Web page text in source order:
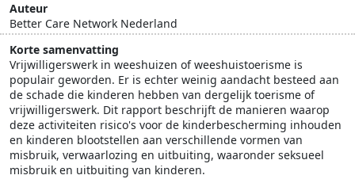
Auteur
Better Care Network Nederland
Korte samenvatting
Vrijwilligerswerk in weeshuizen of weeshuistoerisme is
populair geworden. Er is echter weinig aandacht besteed aan
de schade die kinderen hebben van dergelijk toerisme of
vrijwilligerswerk. Dit rapport beschrijft de manieren waarop
deze activiteiten risico's voor de kinderbescherming inhouden
en kinderen blootstellen aan verschillende vormen van
misbruik, verwaarlozing en uitbuiting, waaronder seksueel
misbruik en uitbuiting van kinderen.